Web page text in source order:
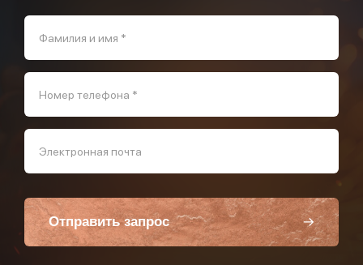
Фамилия и имя *
Номер телефона *
Электронная почта
Отправить запрос